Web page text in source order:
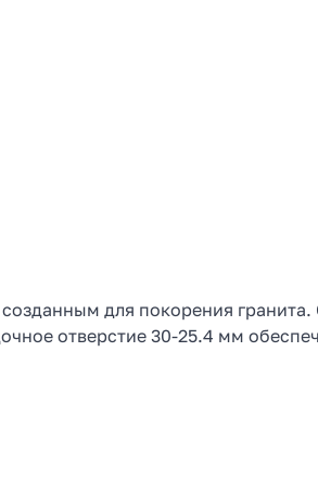
для покорения
отверстие 30-25.4 мм